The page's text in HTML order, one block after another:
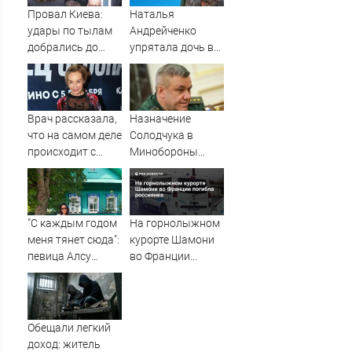
службы
Провал Киева:
удары по тылам
добрались до
Зеленского
быстрее, чем до
России
Наталья
Андрейченко
упрятала дочь в
психиатрическую
клинику
Врач рассказала,
что на самом деле
происходит с
актрисой
Натальей
Андрейченко
Назначение
Солодчука в
Минобороны
костромичи
встретили с
гордостью
"С каждым годом
меня тянет сюда":
певица Алсу
приехала в
татарскую
деревню, где
прошло ее
На горнолыжном
курорте Шамони
во Франции
Обещали легкий
доход: житель